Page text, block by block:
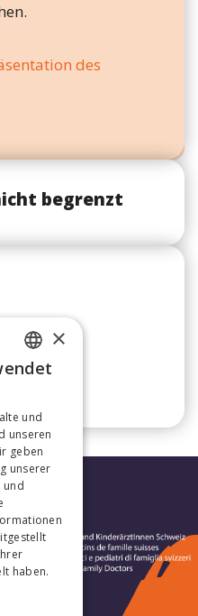
des
begrenzt
FRENCH
×
und
unseren
geben
unserer
und
haben.